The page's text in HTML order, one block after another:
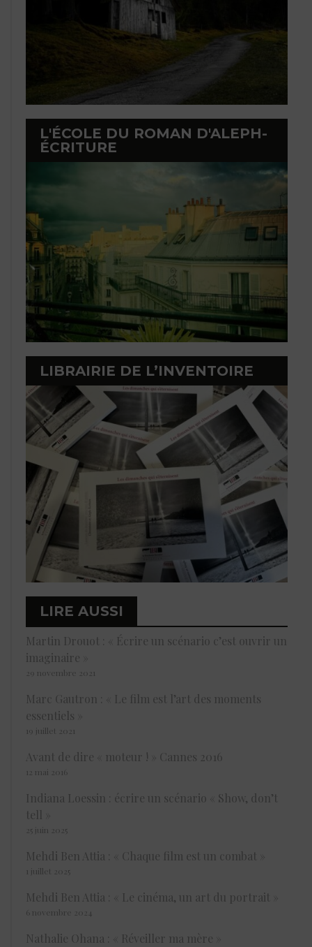
L'ÉCOLE DU ROMAN D'ALEPH-
ÉCRITURE
LIBRAIRIE DE L’INVENTOIRE
LIRE AUSSI
Martin Drouot : « Écrire un scénario c’est ouvrir un
imaginaire »
29 novembre 2021
Marc Gautron : « Le film est l’art des moments
essentiels »
19 juillet 2021
Avant de dire « moteur ! » Cannes 2016
12 mai 2016
Indiana Loessin : écrire un scénario « Show, don’t
tell »
25 juin 2025
Mehdi Ben Attia : « Chaque film est un combat »
1 juillet 2025
Mehdi Ben Attia : « Le cinéma, un art du portrait »
6 novembre 2024
Nathalie Ohana : « Réveiller ma mère »